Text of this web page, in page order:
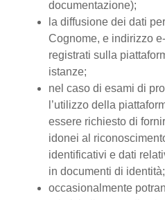
documentazione);
la diffusione dei dati
Cognome, e indirizzo
registrati sulla
istanze;
nel caso di esami di
l’utilizzo della
essere richiesto di
idonei al
identificativi e dati
in documenti di identità;
occasionalmente